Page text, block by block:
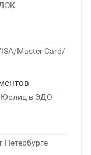
Master Card/
Юрлиц в ЭДО
Петербурге